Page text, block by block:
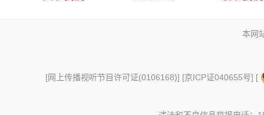
本网
[网上传播视听节目许可证(0106168)] [京ICP证040655号] [